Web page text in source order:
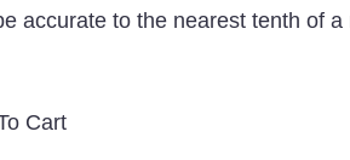
accurate to the nearest tenth of a
Cart